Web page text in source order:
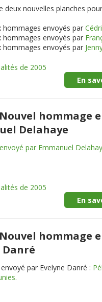
deux nouvelles planches
hommages envoyés par
hommages envoyés par
hommages envoyés par
de 2005
En
Nouvel hommage
Delahaye
par Emmanuel
de 2005
En
Nouvel hommage
Danré
par Evelyne Danré :